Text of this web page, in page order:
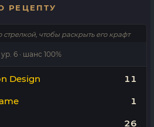
РЕЦЕПТУ
чтобы раскрыть его крафт
6 · шанс 100%
Design 11
1
26